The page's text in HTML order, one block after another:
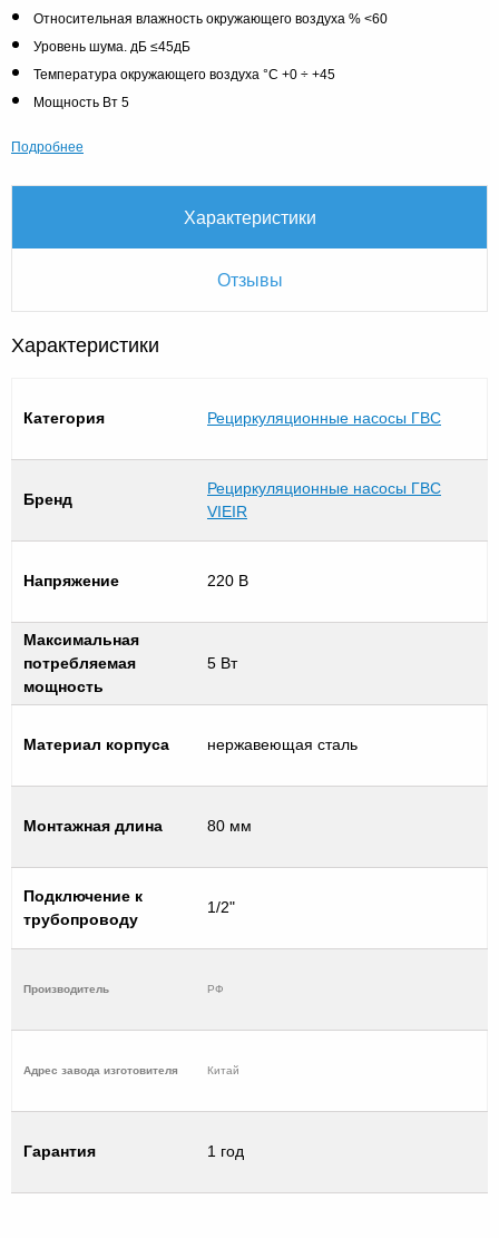
Относительная влажность окружающего воздуха % <60
Уровень шума. дБ ≤45дБ
Температура окружающего воздуха °С +0 ÷ +45
Мощность Вт 5
Подробнее
Характеристики
Отзывы
Характеристики
Категория Рециркуляционные насосы ГВС
Бренд
Рециркуляционные насосы ГВС
VIEIR
Напряжение 220 В
Максимальная
потребляемая
мощность
5 Вт
Материал корпуса нержавеющая сталь
Монтажная длина 80 мм
Подключение к
трубопроводу
1/2"
Производитель РФ
Адрес завода изготовителя Китай
Гарантия 1 год